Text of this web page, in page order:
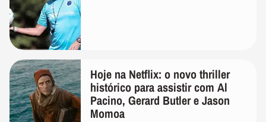
Hoje na Netflix: o novo thriller
histórico para assistir com Al
Pacino, Gerard Butler e Jason
Momoa